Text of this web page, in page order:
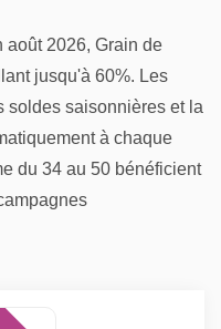
août 2026, Grain de
jusqu'à 60%. Les
soldes saisonnières et la
à chaque
du 34 au 50 bénéficient